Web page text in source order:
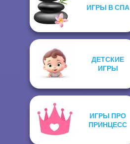
Extreme
Makeover
Villains Inspiring
ИГРЫ В СПА
ДЕТСКИЕ
ИГРЫ
ИГРЫ ПРО
ПРИНЦЕСС